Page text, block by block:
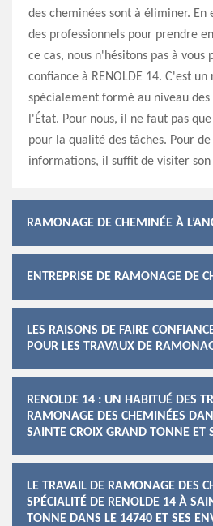
des cheminées sont à éliminer.
des professionnels pour prendre
ce cas, nous n'hésitons pas à vous
confiance à RENOLDE 14. C'est
spécialement formé au niveau
l'État. Pour nous, il ne faut pas
pour la qualité des tâches. Pour
informations, il suffit de visiter son
RAMONAGE DE CHEMINÉE À
ENTREPRISE DE RAMONAGE DE
LES RAISONS DE FAIRE
POUR LES TRAVAUX DE
RENOLDE 14 : UN HABITUÉ DES
RAMONAGE DES CHEMINÉES
SAINTE CROIX GRAND TONNE ET
LE TRAVAIL DE RAMONAGE DES
SPÉCIALITÉ DE RENOLDE 14 À
TONNE DANS LE 14740 ET SES